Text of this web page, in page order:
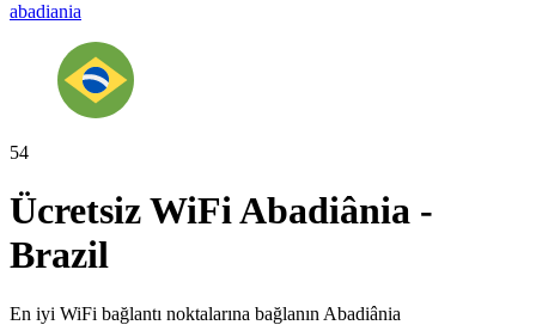
abadiania
54
Ücretsiz WiFiAbadiânia -
Brazil
En iyi WiFi bağlantı noktalarına bağlanın Abadiânia